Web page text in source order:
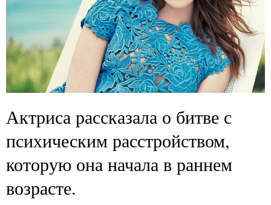
Актриса рассказала о битве с
психическим расстройством,
которую она начала в раннем
возрасте.